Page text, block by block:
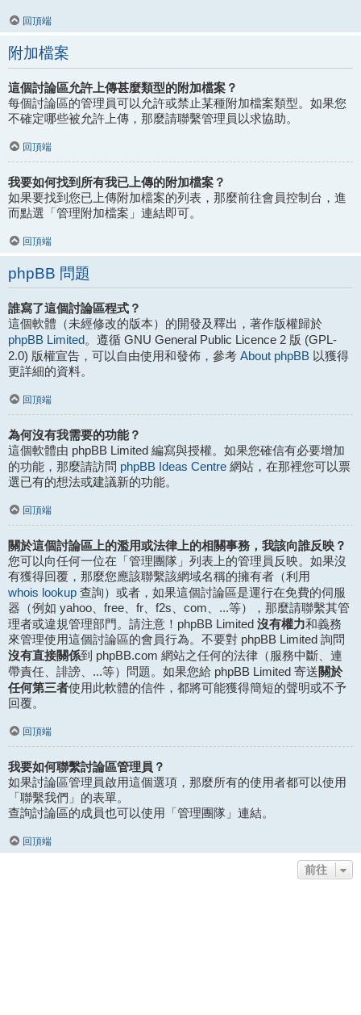
回頂端
附加檔案
這個討論區允許上傳甚麼類型的附加檔案？
每個討論區的管理員可以允許或禁止某種附加檔案類型。如果您
不確定哪些被允許上傳，那麼請聯繫管理員以求協助。
回頂端
我要如何找到所有我已上傳的附加檔案？
如果要找到您已上傳附加檔案的列表，那麼前往會員控制台，進
而點選「管理附加檔案」連結即可。
回頂端
phpBB 問題
誰寫了這個討論區程式？
這個軟體（未經修改的版本）的開發及釋出，著作版權歸於
phpBB Limited。遵循 GNU General Public Licence 2 版 (GPL-
2.0) 版權宣告，可以自由使用和發佈，參考 About phpBB 以獲得
更詳細的資料。
回頂端
為何沒有我需要的功能？
這個軟體由 phpBB Limited 編寫與授權。如果您確信有必要增加
的功能，那麼請訪問 phpBB Ideas Centre 網站，在那裡您可以票
選已有的想法或建議新的功能。
回頂端
關於這個討論區上的濫用或法律上的相關事務，我該向誰反映？
您可以向任何一位在「管理團隊」列表上的管理員反映。如果沒
有獲得回覆，那麼您應該聯繫該網域名稱的擁有者（利用
whois lookup 查詢）或者，如果這個討論區是運行在免費的伺服
器（例如 yahoo、free、fr、f2s、com、...等），那麼請聯繫其管
理者或違規管理部門。請注意！phpBB Limited 沒有權力和義務
來管理使用這個討論區的會員行為。不要對 phpBB Limited 詢問
沒有直接關係到 phpBB.com 網站之任何的法律（服務中斷、連
帶責任、誹謗、...等）問題。如果您給 phpBB Limited 寄送關於
任何第三者使用此軟體的信件，都將可能獲得簡短的聲明或不予
回覆。
回頂端
我要如何聯繫討論區管理員？
如果討論區管理員啟用這個選項，那麼所有的使用者都可以使用
「聯繫我們」的表單。
查詢討論區的成員也可以使用「管理團隊」連結。
回頂端
前往